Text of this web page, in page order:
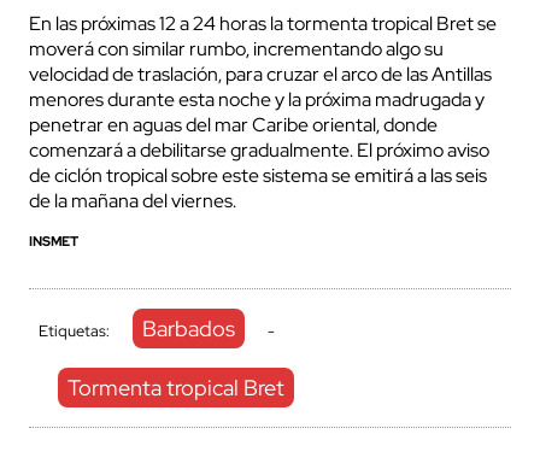
En las próximas 12 a 24 horas la tormenta tropical Bret se
moverá con similar rumbo, incrementando algo su
velocidad de traslación, para cruzar el arco de las Antillas
menores durante esta noche y la próxima madrugada y
penetrar en aguas del mar Caribe oriental, donde
comenzará a debilitarse gradualmente. El próximo aviso
de ciclón tropical sobre este sistema se emitirá a las seis
de la mañana del viernes.
INSMET
Etiquetas: Barbados -
Tormenta tropical Bret